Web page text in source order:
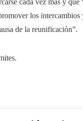
los
de la reunificación”.